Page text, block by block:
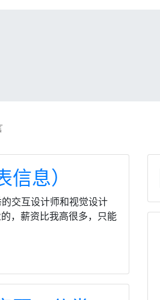
息）
交互设计师和视觉设计
，薪资比我高很多，只能